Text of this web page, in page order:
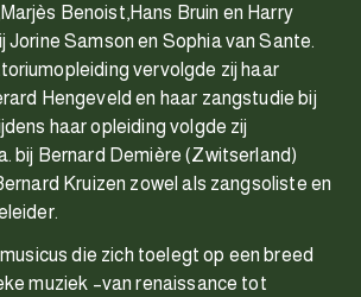
Benoist,Hans Bruin en Harry
Jorine Samson en Sophia van Sante.
vervolgde zij haar
Hengeveld en haar zangstudie bij
haar opleiding volgde zij
bij Bernard Demière (Zwitserland)
Kruizen zowel als zangsoliste en
die zich toelegt op een breed
muziek –van renaissance tot